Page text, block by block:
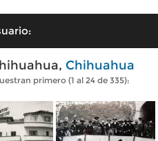
Chihuahua
primero (1 al 24 de 335):